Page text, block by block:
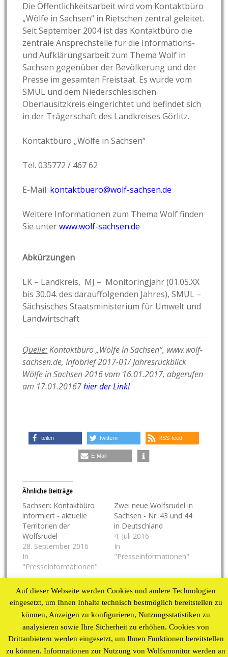
Die Öffentlichkeitsarbeit wird vom Kontaktbüro
„Wölfe in Sachsen“ in Rietschen zentral geleitet.
Seit September 2004 ist das Kontaktbüro die
zentrale Ansprechstelle für die Informations-
und Aufklärungsarbeit zum Thema Wolf in
Sachsen gegenüber der Bevölkerung und der
Presse im gesamten Freistaat. Es wurde vom
SMUL und dem Niederschlesischen
Oberlausitzkreis eingerichtet und befindet sich
in der Trägerschaft des Landkreises Görlitz.
Kontaktbüro „Wölfe in Sachsen“
Tel. 035772 / 467 62
E-Mail: kontaktbuero@wolf-sachsen.de
Weitere Informationen zum Thema Wolf finden
Sie unterwww.wolf-sachsen.de
Abkürzungen
LK – Landkreis, MJ – Monitoringjahr (01.05.XX
bis 30.04. des darauffolgenden Jahres), SMUL –
Sächsisches Staatsministerium für Umwelt und
Landwirtschaft
Quelle:Kontaktbüro „Wölfe in Sachsen“, www.wolf-
sachsen.de, Infobrief 2017-01/ Jahresrückblick
Wölfe in Sachsen 2016 vom 16.01.2017, abgerufen
am 17.01.20167hier der Link!
teilen twittern RSS-feed
E-Mail
Ähnliche Beiträge
Sachsen: Kontaktbüro
informiert - aktuelle
Territorien der
Wolfsrudel
28. September 2016
In
"Presseinformationen"
Zwei neue Wolfsrudel in
Sachsen - Nr. 43 und 44
in Deutschland
4. Juli 2016
In
"Presseinformationen"
springende Wölfe?
6. Oktober 2016
In "Aufgelesen"
17. Januar 2017 Vogler
Auf dieser Webseite werden Cookies und andere Technologien
eingesetzt, um Ihnen Inhalte technisch bestmöglich bereitstellen zu
können, Anzeigen zu konfigurieren, Nutzungsstatistiken zu
analysieren sowie Ihre Sicherheit zu erhöhen. Cookies von
Drittanbietern werden eingesetzt, um Ihnen Funktionen bereitstellen
zu können. Informationen zur Nutzung von Wolfsmonitor werden an